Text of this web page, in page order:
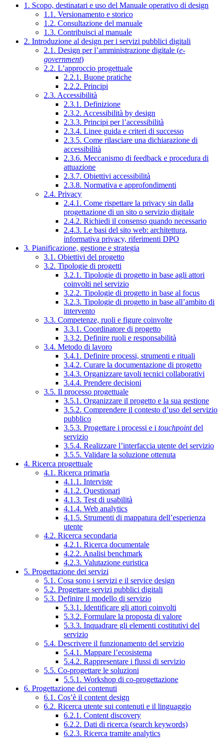
1. Scopo, destinatari e uso del Manuale operativo di design
1.1. Versionamento e storico
1.2. Consultazione del manuale
1.3. Contribuisci al manuale
2. Introduzione al design per i servizi pubblici digitali
2.1. Design per l’amministrazione digitale (e-
government)
2.2. L’approccio progettuale
2.2.1. Buone pratiche
2.2.2. Principi
2.3. Accessibilità
2.3.1. Definizione
2.3.2. Accessibilità by design
2.3.3. Principi per l’accessibilità
2.3.4. Linee guida e criteri di successo
2.3.5. Come rilasciare una dichiarazione di
accessibilità
2.3.6. Meccanismo di feedback e procedura di
attuazione
2.3.7. Obiettivi accessibilità
2.3.8. Normativa e approfondimenti
2.4. Privacy
2.4.1. Come rispettare la privacy sin dalla
progettazione di un sito o servizio digitale
2.4.2. Richiedi il consenso quando necessario
2.4.3. Le basi del sito web: architettura,
informativa privacy, riferimenti DPO
3. Pianificazione, gestione e strategia
3.1. Obiettivi del progetto
3.2. Tipologie di progetti
3.2.1. Tipologie di progetto in base agli attori
coinvolti nel servizio
3.2.2. Tipologie di progetto in base al focus
3.2.3. Tipologie di progetto in base all’ambito di
intervento
3.3. Competenze, ruoli e figure coinvolte
3.3.1. Coordinatore di progetto
3.3.2. Definire ruoli e responsabilità
3.4. Metodo di lavoro
3.4.1. Definire processi, strumenti e rituali
3.4.2. Curare la documentazione di progetto
3.4.3. Organizzare tavoli tecnici collaborativi
3.4.4. Prendere decisioni
3.5. Il processo progettuale
3.5.1. Organizzare il progetto e la sua gestione
3.5.2. Comprendere il contesto d’uso del servizio
pubblico
3.5.3. Progettare i processi e i touchpointdel
servizio
3.5.4. Realizzare l’interfaccia utente del servizio
3.5.5. Validare la soluzione ottenuta
4. Ricerca progettuale
4.1. Ricerca primaria
4.1.1. Interviste
4.1.2. Questionari
4.1.3. Test di usabilità
4.1.4. Web analytics
4.1.5. Strumenti di mappatura dell’esperienza
utente
4.2. Ricerca secondaria
4.2.1. Ricerca documentale
4.2.2. Analisi benchmark
4.2.3. Valutazione euristica
5. Progettazione dei servizi
5.1. Cosa sono i servizi e il service design
5.2. Progettare servizi pubblici digitali
5.3. Definire il modello di servizio
5.3.1. Identificare gli attori coinvolti
5.3.2. Formulare la proposta di valore
5.3.3. Inquadrare gli elementi costitutivi del
servizio
5.4. Descrivere il funzionamento del servizio
5.4.1. Mappare l’ecosistema
5.4.2. Rappresentare i flussi di servizio
5.5. Co-progettare le soluzioni
5.5.1. Workshop di co-progettazione
6. Progettazione dei contenuti
6.1. Cos’è il content design
6.2. Ricerca utente sui contenuti e il linguaggio
6.2.1. Content discovery
6.2.2. Dati di ricerca (search keywords)
6.2.3. Ricerca tramite analytics